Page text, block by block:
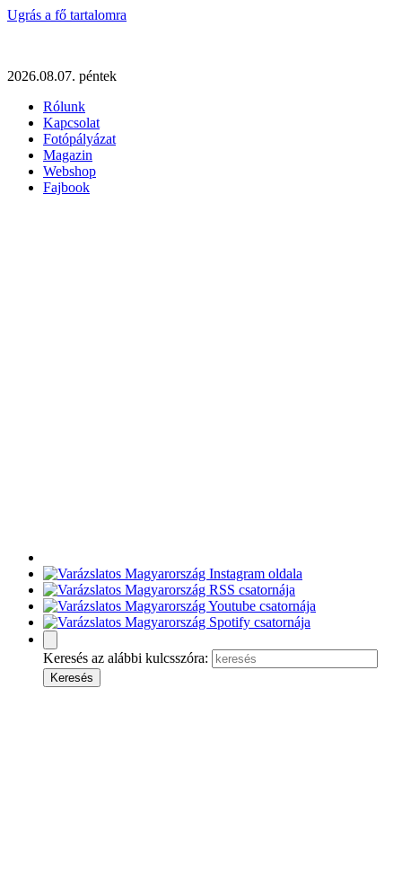
Ugrás a fő tartalomra
2026.08.07. péntek
Rólunk
Kapcsolat
Fotópályázat
Magazin
Webshop
Fajbook
Keresés az alábbi kulcsszóra: